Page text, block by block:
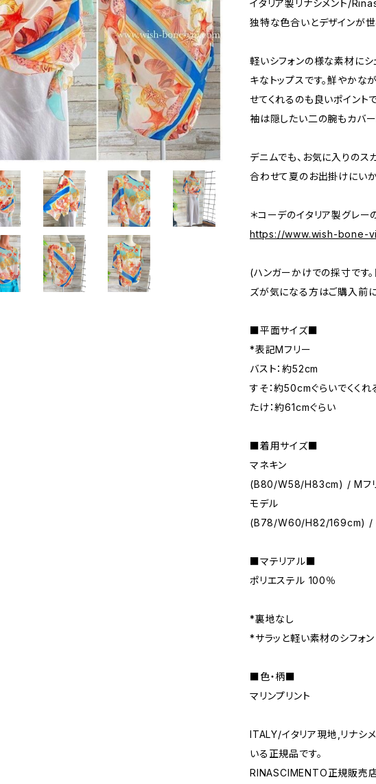
イタリア製リナシメント/
独特な色合いとデザインが
軽いシフォンの様な素材にシ
キなトップスです。鮮やか
せてくれるのも良いポイント
袖は隠したい二の腕もカバー
デニムでも、お気に入りのス
合わせて夏のお出掛けにいか
＊コーデのイタリア製グレー
https://www.wish-bone-
(ハンガーかけでの採寸です。
ズが気になる方はご購入前
■平面サイズ■
*表記Mフリー
バスト：約52cm
すそ：約50cmぐらいでくくれ
たけ：約61cmぐらい
■着用サイズ■
マネキン
(B80/W58/H83cm) / Mフ
モデル
(B78/W60/H82/169cm) /
■マテリアル■
ポリエステル 100％
*裏地なし
*サラッと軽い素材のシフォン
■色・柄■
マリンプリント
ITALY/イタリア現地,リナシ
いる正規品です。
RINASCIMENTO正規販売